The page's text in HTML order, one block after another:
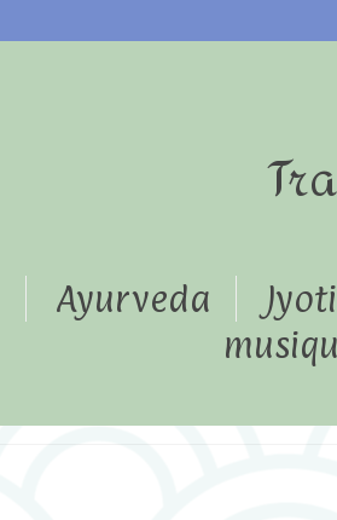
Ayurveda